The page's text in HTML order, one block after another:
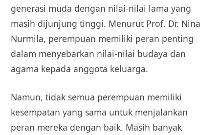
generasi muda dengan nilai-nilai lama yang
masih dijunjung tinggi. Menurut Prof. Dr. Nina
Nurmila, perempuan memiliki peran penting
dalam menyebarkan nilai-nilai budaya dan
agama kepada anggota keluarga.
Namun, tidak semua perempuan memiliki
kesempatan yang sama untuk menjalankan
peran mereka dengan baik. Masih banyak